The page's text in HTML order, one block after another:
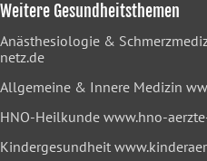
Weitere Gesundheitsthemen
Anästhesiologie &
netz.de
Allgemeine & Innere Medizin
HNO-Heilkunde www.hno-
Kindergesundheit